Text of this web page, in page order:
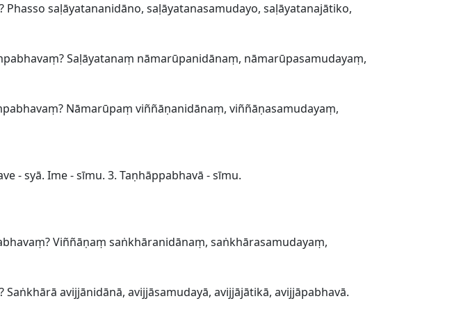
saḷāyatananidāno, saḷāyatanasamudayo, saḷāyatanajātiko,
Saḷāyatanaṃ nāmarūpanidānaṃ, nāmarūpasamudayaṃ,
Nāmarūpaṃ viññāṇanidānaṃ, viññāṇasamudayaṃ,
- syā. Ime - sīmu. 3. Taṇhāppabhavā - sīmu.
Viññāṇaṃ saṅkhāranidānaṃ, saṅkhārasamudayaṃ,
avijjānidānā, avijjāsamudayā, avijjājātikā, avijjāpabhavā.